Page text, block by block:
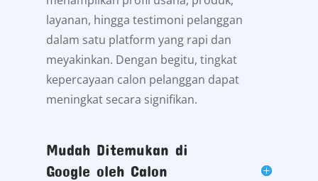
layanan, hingga testimoni pelanggan
dalam satu platform yang rapi dan
meyakinkan. Dengan begitu, tingkat
kepercayaan calon pelanggan dapat
meningkat secara signifikan.
Mudah Ditemukan di
Google oleh Calon